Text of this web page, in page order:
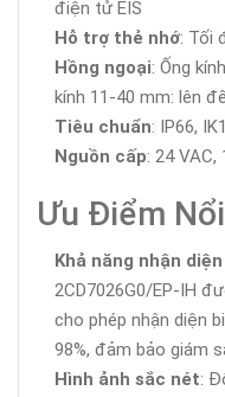
điện tử EIS
Hỗ trợ thẻ nhớ: Tối
Hồng ngoại: Ống
kính 11-40 mm: lên
Tiêu chuẩn: IP66,
Nguồn cấp: 24 VAC,
Ưu Điểm
Khả năng nhận
2CD7026G0/EP-IH
cho phép nhận diện
98%, đảm bảo giám
Hình ảnh sắc nét: